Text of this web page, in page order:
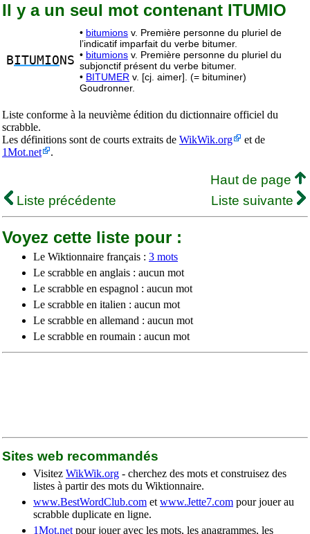
Il y a un seul mot contenant ITUMIO
BITUMIO NS
• bitumions v. Première personne du pluriel de
l’indicatif imparfait du verbe bitumer.
• bitumions v. Première personne du pluriel du
subjonctif présent du verbe bitumer.
• BITUMER v. [cj. aimer]. (= bituminer)
Goudronner.
Liste conforme à la neuvième édition du dictionnaire officiel du
scrabble.
Les définitions sont de courts extraits de WikWik.org
et de
1Mot.net
.
Haut de page
Liste précédente
Liste suivante
Voyez cette liste pour :
Le Wiktionnaire français : 3 mots
Le scrabble en anglais : aucun mot
Le scrabble en espagnol : aucun mot
Le scrabble en italien : aucun mot
Le scrabble en allemand : aucun mot
Le scrabble en roumain : aucun mot
Sites web recommandés
Visitez WikWik.org - cherchez des mots et construisez des
listes à partir des mots du Wiktionnaire.
www.BestWordClub.com et www.Jette7.com pour jouer au
scrabble duplicate en ligne.
1Mot.net pour jouer avec les mots, les anagrammes, les